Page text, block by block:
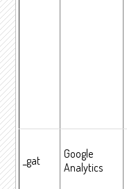
_gat
Google
Analytics